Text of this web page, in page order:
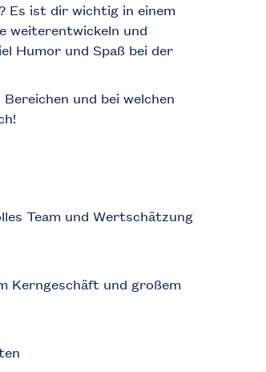
Es ist dir wichtig in einem
weiterentwickeln und
Humor und Spaß bei der
und bei welchen
Team und Wertschätzung
Kerngeschäft und großem